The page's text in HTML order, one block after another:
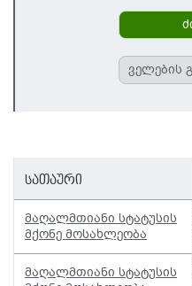
სათაური
მაღალმთიანი სტატუსის
მქონე მოსახლეობა
მაღალმთიანი სტატუსის